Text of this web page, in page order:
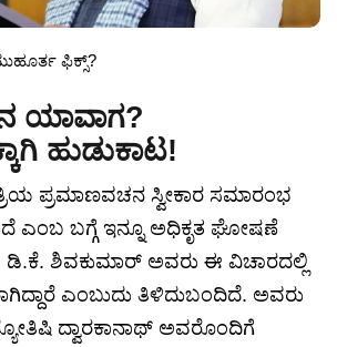
ಫಿಕ್ಸ್?
ಯಾವಾಗ?
ಹುಡುಕಾಟ!
ಪ್ರಮಾಣವಚನ ಸ್ವೀಕಾರ ಸಮಾರಂಭ
ಬಗ್ಗೆ ಇನ್ನೂ ಅಧಿಕೃತ ಘೋಷಣೆ
ಡಿ.ಕೆ. ಶಿವಕುಮಾರ್ ಅವರು ಈ ವಿಚಾರದಲ್ಲಿ
ಎಂಬುದು ತಿಳಿದುಬಂದಿದೆ. ಅವರು
ದ್ವಾರಕಾನಾಥ್ ಅವರೊಂದಿಗೆ